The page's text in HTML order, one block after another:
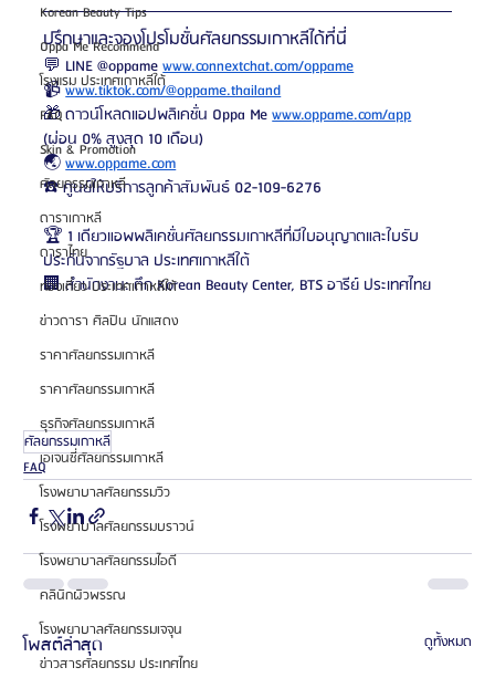
Korean Beauty Tips
Oppa Me Recommend
โรงแรม ประเทศเกาหลีใต้
FAQ
Skin & Promotion
ศัลยกรรมเกาหลี
ดาราเกาหลี
ดาราไทย
ท่องเที่ยว ประเทศเกาหลีใต้
ข่าวดารา ศิลปิน นักแสดง
ราคาศัลยกรรมเกาหลี
ราคาศัลยกรรมเกาหลี
ธุรกิจศัลยกรรมเกาหลี
เอเจนซี่ศัลยกรรมเกาหลี
โรงพยาบาลศัลยกรรมวิว
โรงพยาบาลศัลยกรรมบราวน์
โรงพยาบาลศัลยกรรมไอดี
คลินิกผิวพรรณ
โรงพยาบาลศัลยกรรมเจจุน
ข่าวสารศัลยกรรม ประเทศไทย
ปรึกษาและจองโปรโมชั่นศัลยกรรมเกาหลีได้ที่นี่
💬 LINE @oppame www.connextchat.com/oppame
📹 www.tiktok.com/@oppame.thailand
🎁 ดาวน์โหลดแอปพลิเคชั่น Oppa Me www.oppame.com/app
(ผ่อน 0% สูงสุด 10 เดือน)
🌏 www.oppame.com
☎️ ศูนย์ให้บริการลูกค้าสัมพันธ์ 02-109-6276
🏆 1 เดียวแอพพลิเคชั่นศัลยกรรมเกาหลีที่มีใบอนุญาตและใบรับ
ประกันจากรัฐบาล ประเทศเกาหลีใต้
🏢 สำนักงาน: ตึก Korean Beauty Center, BTS อารีย์ ประเทศไทย
ศัลยกรรมเกาหลี
FAQ
โพสต์ล่าสุด ดูทั้งหมด